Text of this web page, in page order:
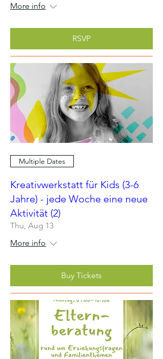
More info
RSVP
Multiple Dates
Kreativwerkstatt für Kids (3-6
Jahre) - jede Woche eine neue
Aktivität (2)
Thu, Aug 13
More info
Buy Tickets